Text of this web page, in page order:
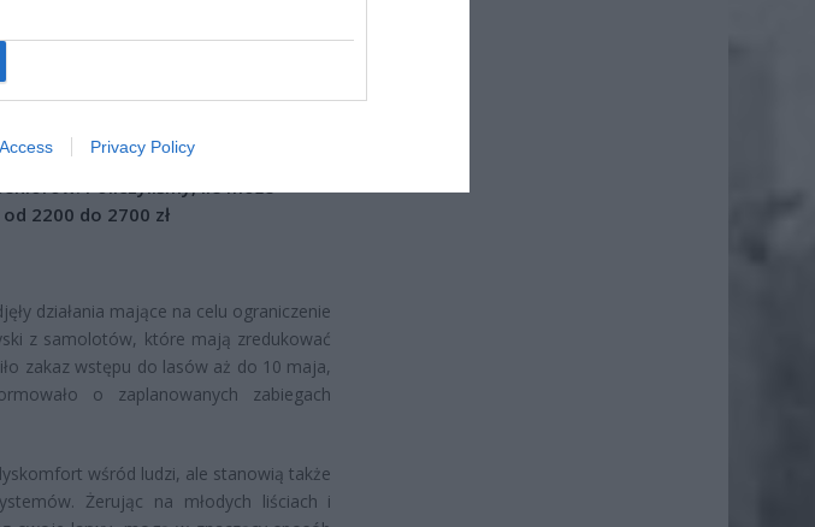
Privacy Policy
800+. Nowa propozycja dla
2200 do 2700 zł
działania mające na celu ograniczenie
z samolotów, które mają zredukować
zakaz wstępu do lasów aż do 10 maja,
o zaplanowanych zabiegach
wśród ludzi, ale stanowią także
Żerując na młodych liściach i